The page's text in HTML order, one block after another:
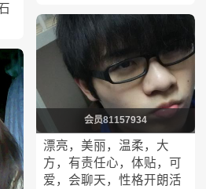
会员81157934
漂亮，美丽，温柔，大
方，有责任心，体贴，可
爱，会聊天，性格开朗活